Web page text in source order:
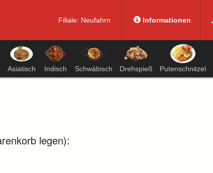
Filiale: Neufahrn Informationen
Asiatisch Indisch Schwäbisch Drehspieß Putenschnitzel
legen):